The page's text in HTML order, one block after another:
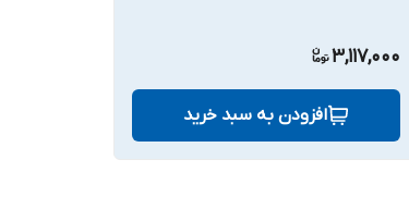
3,117,000
افزودن به سبد خرید